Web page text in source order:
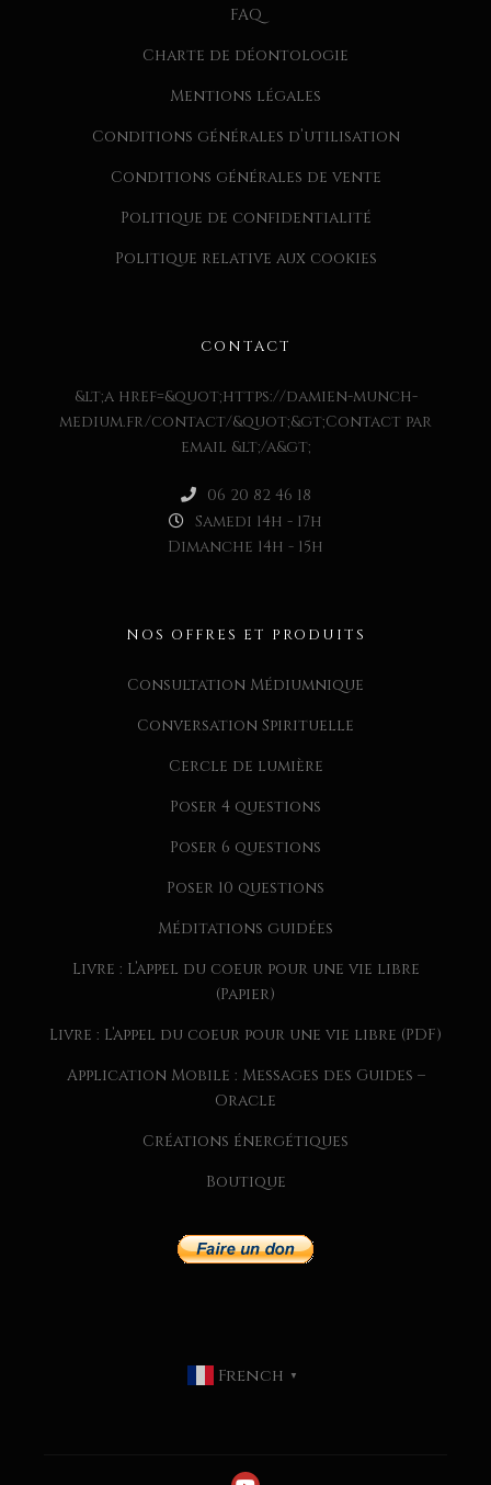
MESSAGES DES GUIDES
FAQ
Charte de déontologie
Mentions légales
Conditions générales d’utilisation
Conditions générales de vente
Politique de confidentialité
Politique relative aux cookies
CONTACT
&lt;a href=&quot;https://damien-munch-
medium.fr/contact/&quot;&gt;Contact par
email &lt;/a&gt;
06 20 82 46 18
Samedi 14h - 17h
Dimanche 14h - 15h
NOS OFFRES ET PRODUITS
Consultation Médiumnique
Conversation Spirituelle
Cercle de lumière
Poser 4 questions
Poser 6 questions
Poser 10 questions
Méditations guidées
Livre : L’appel du coeur pour une vie libre
(Papier)
Livre : L’appel du coeur pour une vie libre (PDF)
Application Mobile : Messages des Guides –
Oracle
Créations énergétiques
Boutique
French ▼